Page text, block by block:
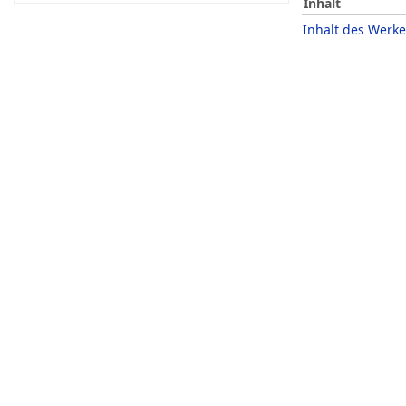
Inhalt des